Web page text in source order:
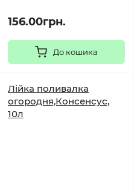
156.00грн.
До кошика
Лійка поливалка
огородня,Консенсус,
10л